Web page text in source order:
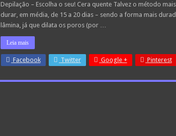
Depilação – Escolha o seu! Cera quente Talvez o método
durar, em média, de 15 a 20 dias – sendo a forma mais
lâmina, já que dilata os poros (por …
Leia mais
Facebook Twitter Google + Pinterest